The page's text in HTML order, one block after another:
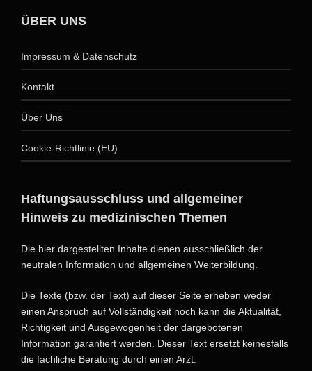
ÜBER UNS
Impressum & Datenschutz
Kontakt
Über Uns
Cookie-Richtlinie (EU)
Haftungsausschluss und allgemeiner
Hinweis zu medizinischen Themen
Die hier dargestellten Inhalte dienen ausschließlich der
neutralen Information und allgemeinen Weiterbildung.
Die Texte (bzw. der Text) auf dieser Seite erheben weder
einen Anspruch auf Vollständigkeit noch kann die Aktualität,
Richtigkeit und Ausgewogenheit der dargebotenen
Information garantiert werden. Dieser Text ersetzt keinesfalls
die fachliche Beratung durch einen Arzt.